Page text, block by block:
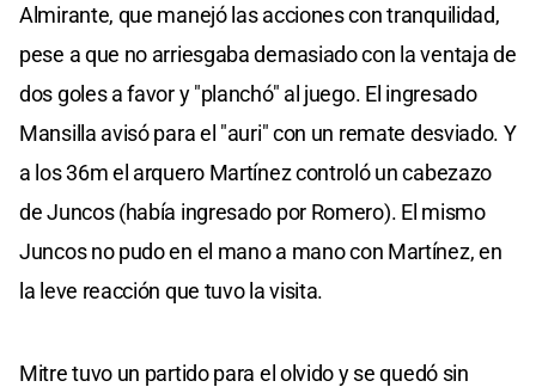
Almirante, que manejó las acciones con tranquilidad,
pese a que no arriesgaba demasiado con la ventaja de
dos goles a favor y "planchó" al juego. El ingresado
Mansilla avisó para el "auri" con un remate desviado. Y
a los 36m el arquero Martínez controló un cabezazo
de Juncos (había ingresado por Romero). El mismo
Juncos no pudo en el mano a mano con Martínez, en
la leve reacción que tuvo la visita.
Mitre tuvo un partido para el olvido y se quedó sin